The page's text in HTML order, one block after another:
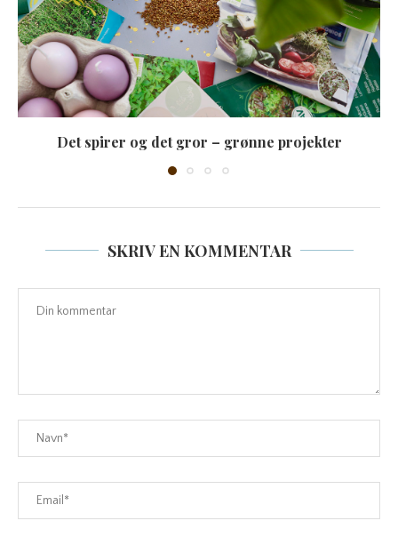
Det spirer og det gror – grønne projekter
SKRIV EN KOMMENTAR